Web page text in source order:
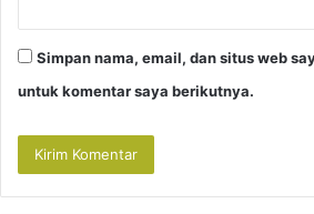
Simpan nama, email, dan situs web
untuk komentar saya berikutnya.